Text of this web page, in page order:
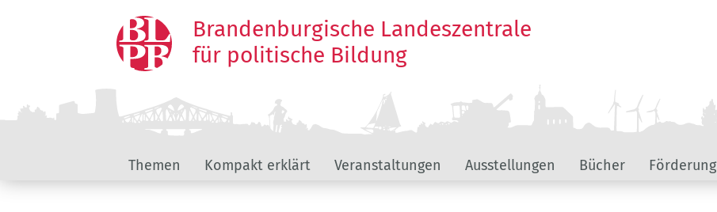
Brandenburgische Landeszentrale
für politische Bildung
Hauptnavigation
Themen Kompakt erklärt Veranstaltungen Ausstellungen Bücher Förderung